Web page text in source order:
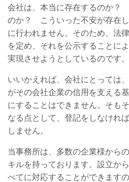
会社は、本当に存在するのか？
のか？ こういった不安が存在
に行われません。そのため、法
を定め、それを公示することに
実現させようとしているのです。
いいかえれば、会社にとっては
がその会社企業の信用を支える
にすることはできません。そも
なる点として、登記をしなけれ
しません。
当事務所は、多数の企業様から
キルを持っております。設立か
べてに対応することができます